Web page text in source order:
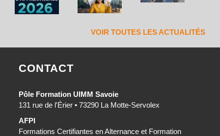
VOIR TOUTES LES ACTUALITÉS
CONTACT
Pôle Formation UIMM Savoie
131 rue de l'Érier • 73290 La Motte-Servolex
AFPI
Formations Certifiantes en Alternance et Formation